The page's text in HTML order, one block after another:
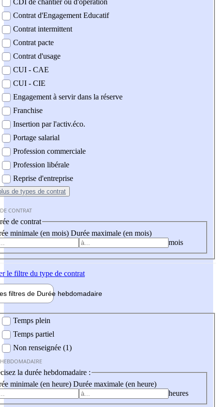
CDI de chantier ou d'opération
Contrat d'Engagement Educatif
Contrat intermittent
Contrat pacte
Contrat d'usage
CUI - CAE
CUI - CIE
Engagement à servir dans la réserve
Franchise
Insertion par l'activ.éco.
Portage salarial
Profession commerciale
Profession libérale
Reprise d'entreprise
de types de contrat
CONTRAT
de contrat
minimale (en mois) Durée maximale (en mois)
mois
le filtre du type de contrat
filtres de Durée hebdomadaire
Temps plein
Temps partiel
Non renseignée (1)
la durée hebdomadaire :
minimale (en heure) Durée maximale (en heure)
heures